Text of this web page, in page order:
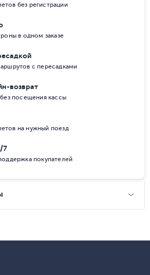
без регистрации
в одном заказе
с пересадками
возврат
посещения кассы
на нужный поезд
7
покупателей